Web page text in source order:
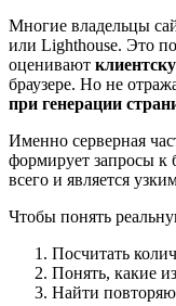
Многие владельцы
или Lighthouse. Это
оценивают
браузере. Но не
при генерации
Именно серверная
формирует запросы
всего и является
Чтобы понять
Посчитать
Понять, какие
Найти